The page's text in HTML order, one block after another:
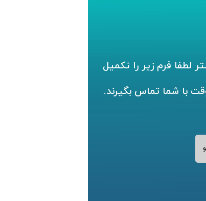
لطفا فرم زیر را تکمیل
با شما تماس بگیرند.